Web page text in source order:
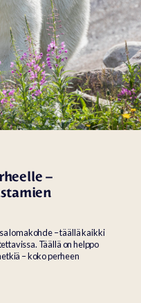
–
lomakohde – täällä kaikki
Täällä on helppo
– koko perheen